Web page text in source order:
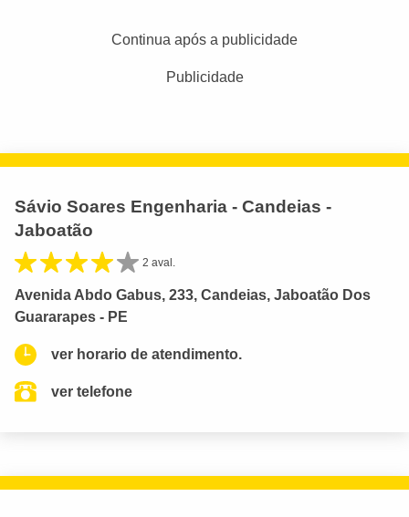
Continua após a publicidade
Publicidade
Sávio Soares Engenharia - Candeias -
Jaboatão
2 aval.
Avenida Abdo Gabus, 233, Candeias, Jaboatão Dos
Guararapes - PE
ver horario de atendimento.
ver telefone